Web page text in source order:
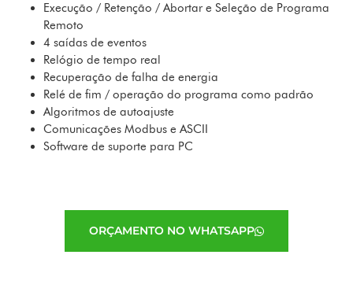
Execução / Retenção / Abortar e Seleção de Programa
Remoto
4 saídas de eventos
Relógio de tempo real
Recuperação de falha de energia
Relé de fim / operação do programa como padrão
Algoritmos de autoajuste
Comunicações Modbus e ASCII
Software de suporte para PC
ORÇAMENTO NO WHATSAPP